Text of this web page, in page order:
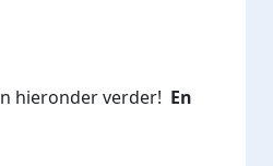
hieronder verder! En